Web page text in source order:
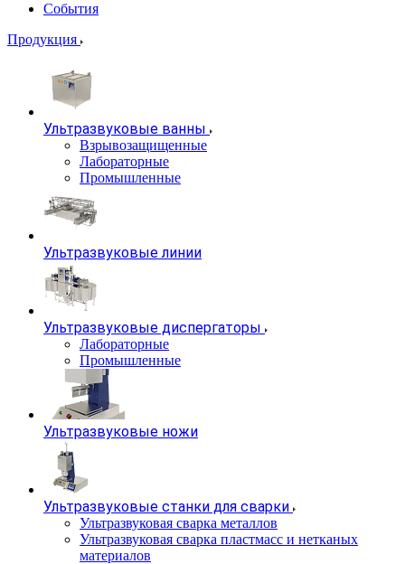
События
Продукция
Ультразвуковые ванны
Взрывозащищенные
Лабораторные
Промышленные
Ультразвуковые линии
Ультразвуковые диспергаторы
Лабораторные
Промышленные
Ультразвуковые ножи
Ультразвуковые станки для сварки
Ультразвуковая сварка металлов
Ультразвуковая сварка пластмасс и нетканых
материалов